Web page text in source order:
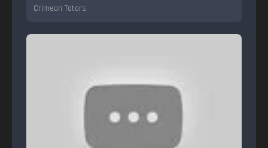
Crimean Tatars